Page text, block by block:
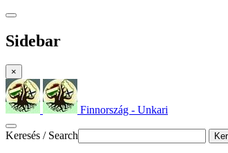
Sidebar
×
Finnország - Unkari
Keresés / Search